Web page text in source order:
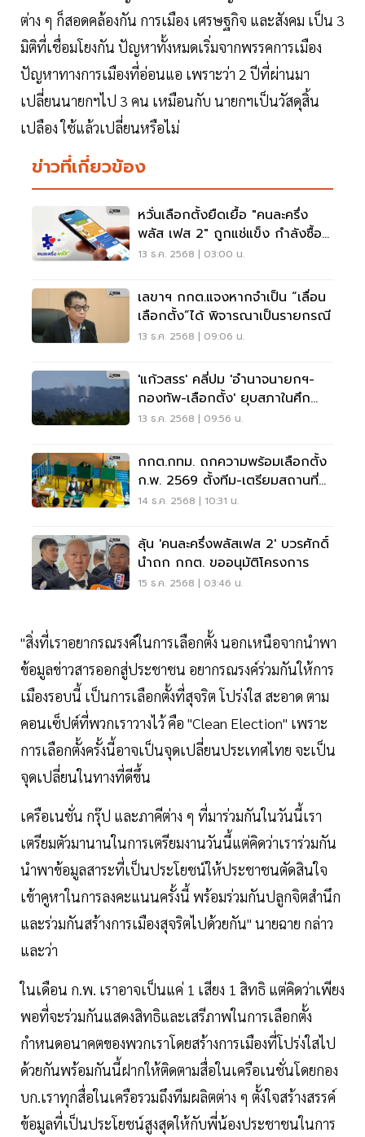
ต่าง ๆ ก็สอดคล้องกัน การเมือง เศรษฐกิจ และสังคม เป็น 3
มิติที่เชื่อมโยงกัน ปัญหาทั้งหมดเริ่มจากพรรคการเมือง
ปัญหาทางการเมืองที่อ่อนแอ เพราะว่า 2 ปีที่ผ่านมา
เปลี่ยนนายกฯไป 3 คน เหมือนกับ นายกฯเป็นวัสดุสิ้น
เปลือง ใช้แล้วเปลี่ยนหรือไม่
ข่าวที่เกี่ยวข้อง
หวั่นเลือกตั้งยืดเยื้อ "คนละครึ่ง
พลัส เฟส 2" ถูกแช่แข็ง กำลังซื้อ
รากหญ้าทรุด
13 ธ.ค. 2568 | 03:00 น.
เลขาฯ กกต.แจงหากจำเป็น “เลื่อน
เลือกตั้ง”ได้ พิจารณาเป็นรายกรณี
13 ธ.ค. 2568 | 09:06 น.
'แก้วสรร' คลี่ปม 'อำนาจนายกฯ-
กองทัพ-เลือกตั้ง' ยุบสภาในศึก
ชายแดนกัมพูชา
13 ธ.ค. 2568 | 09:56 น.
กกต.กทม. ถกความพร้อมเลือกตั้ง
ก.พ. 2569 ตั้งทีม-เตรียมสถานที่
ด่วน
14 ธ.ค. 2568 | 10:31 น.
ลุ้น 'คนละครึ่งพลัสเฟส 2' บวรศักดิ์
นำถก กกต. ขออนุมัติโครงการ
15 ธ.ค. 2568 | 03:46 น.
"สิ่งที่เราอยากรณรงค์ในการเลือกตั้ง นอกเหนือจากนำพา
ข้อมูลข่าวสารออกสู่ประชาชน อยากรณรงค์ร่วมกันให้การ
เมืองรอบนี้ เป็นการเลือกตั้งที่สุจริต โปร่งใส สะอาด ตาม
คอนเซ็ปต์ที่พวกเราวางไว้ คือ "Clean Election" เพราะ
การเลือกตั้งครั้งนี้อาจเป็นจุดเปลี่ยนประเทศไทย จะเป็น
จุดเปลี่ยนในทางที่ดีขึ้น
เครือเนชั่น กรุ๊ป และภาคีต่าง ๆ ที่มาร่วมกันในวันนี้เรา
เตรียมตัวมานานในการเตรียมงานวันนี้แต่คิดว่าเราร่วมกัน
นำพาข้อมูลสาระที่เป็นประโยชน์ให้ประชาชนตัดสินใจ
เข้าคูหาในการลงคะแนนครั้งนี้ พร้อมร่วมกันปลูกจิตสำนึก
และร่วมกันสร้างการเมืองสุจริตไปด้วยกัน" นายฉาย กล่าว
และว่า
ในเดือน ก.พ. เราอาจเป็นแค่ 1 เสียง 1 สิทธิ แต่คิดว่าเพียง
พอที่จะร่วมกันแสดงสิทธิและเสรีภาพในการเลือกตั้ง
กำหนดอนาคตของพวกเราโดยสร้างการเมืองที่โปร่งใสไป
ด้วยกันพร้อมกันนี้ฝากให้ติดตามสื่อในเครือเนชั่นโดยกอง
บก.เราทุกสื่อในเครือรวมถึงทีมผลิตต่าง ๆ ตั้งใจสร้างสรรค์
ข้อมูลที่เป็นประโยชน์สูงสุดให้กับพี่น้องประชาชนในการ